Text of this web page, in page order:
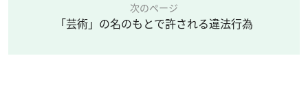
次のページ
「芸術」の名のもとで許される違法行為